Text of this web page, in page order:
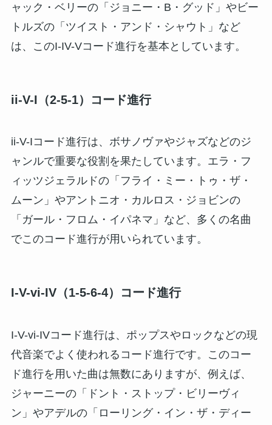
ャック・ベリーの「ジョニー・B・グッド」やビー
トルズの「ツイスト・アンド・シャウト」など
は、このI-IV-Vコード進行を基本としています。
ii-V-I（2-5-1）コード進行
ii-V-Iコード進行は、ボサノヴァやジャズなどのジ
ャンルで重要な役割を果たしています。エラ・フ
ィッツジェラルドの「フライ・ミー・トゥ・ザ・
ムーン」やアントニオ・カルロス・ジョビンの
「ガール・フロム・イパネマ」など、多くの名曲
でこのコード進行が用いられています。
I-V-vi-IV（1-5-6-4）コード進行
I-V-vi-IVコード進行は、ポップスやロックなどの現
代音楽でよく使われるコード進行です。このコー
ド進行を用いた曲は無数にありますが、例えば、
ジャーニーの「ドント・ストップ・ビリーヴィ
ン」やアデルの「ローリング・イン・ザ・ディー